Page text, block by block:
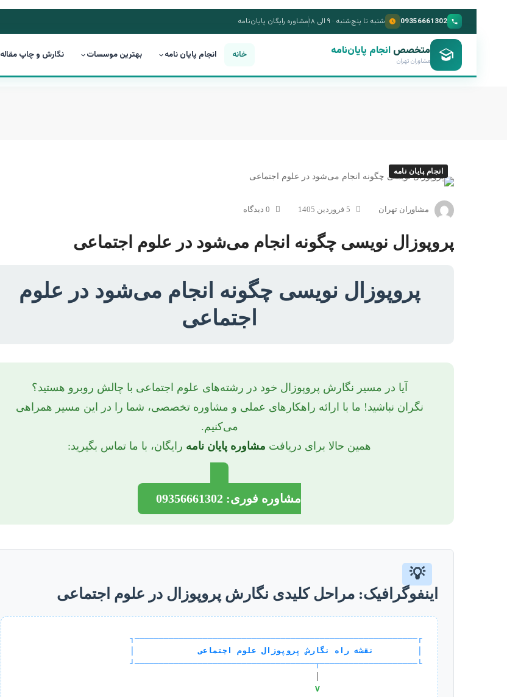
09356661302 شنبه تا پنج‌شنبه · ۹ الی ۱۸ مشاوره رایگان پایان‌نامه
متخصص انجام پایان‌نامه
مشاوران تهران خانه انجام پایان نامه بهترین موسسات نگارش و چاپ مقاله
انجام پایان نامه
مشاوران تهران 5 فروردین 1405 0 دیدگاه
پروپوزال نویسی چگونه انجام می‌شود در علوم اجتماعی
پروپوزال نویسی چگونه انجام می‌شود در علوم
اجتماعی
آیا در مسیر نگارش پروپوزال خود در رشته‌های علوم اجتماعی با چالش روبرو هستید؟
نگران نباشید! ما با ارائه راهکارهای عملی و مشاوره تخصصی، شما را در این مسیر همراهی
می‌کنیم.
همین حالا برای دریافت مشاوره پایان نامه رایگان، با ما تماس بگیرید:
مشاوره فوری: 09356661302
💡
اینفوگرافیک: مراحل کلیدی نگارش پروپوزال در علوم اجتماعی
┌──────────────────────────────────────────────────────────┐
│         نقشه راه نگارش پروپوزال علوم اجتماعی             │
└────────────────────┬─────────────────────────────────────┘